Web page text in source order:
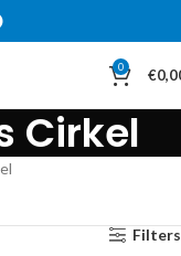
0 €
Cirkel
Filters